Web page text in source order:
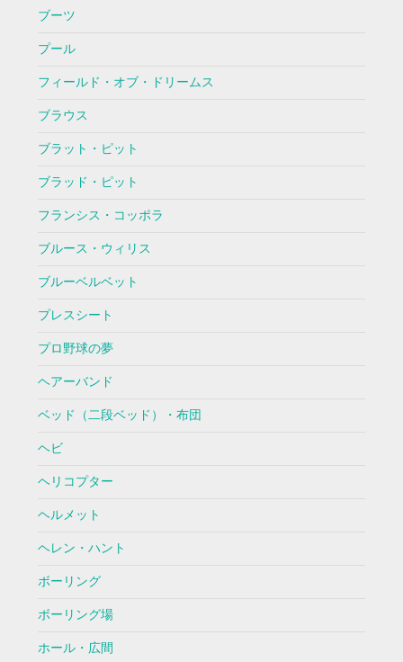
ブーツ
プール
フィールド・オブ・ドリームス
ブラウス
ブラット・ピット
ブラッド・ピット
フランシス・コッポラ
ブルース・ウィリス
ブルーベルベット
プレスシート
プロ野球の夢
ヘアーバンド
ベッド（二段ベッド）・布団
ヘビ
ヘリコプター
ヘルメット
ヘレン・ハント
ボーリング
ボーリング場
ホール・広間